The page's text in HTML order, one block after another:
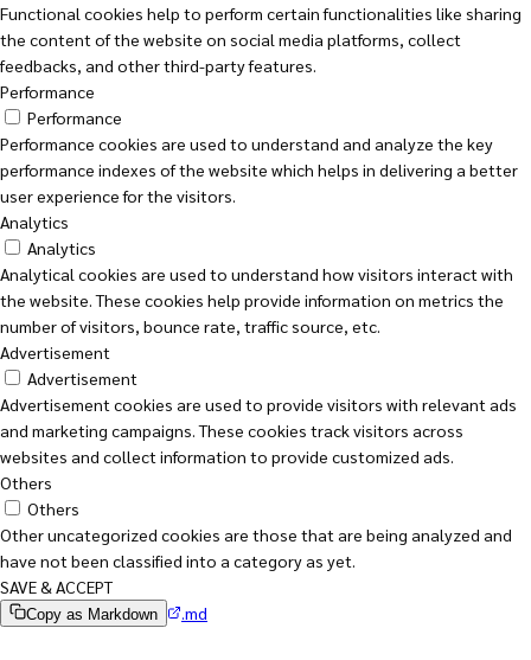
Functional cookies help to perform certain functionalities like sharing
the content of the website on social media platforms, collect
feedbacks, and other third-party features.
Performance
Performance
Performance cookies are used to understand and analyze the key
performance indexes of the website which helps in delivering a better
user experience for the visitors.
Analytics
Analytics
Analytical cookies are used to understand how visitors interact with
the website. These cookies help provide information on metrics the
number of visitors, bounce rate, traffic source, etc.
Advertisement
Advertisement
Advertisement cookies are used to provide visitors with relevant ads
and marketing campaigns. These cookies track visitors across
websites and collect information to provide customized ads.
Others
Others
Other uncategorized cookies are those that are being analyzed and
have not been classified into a category as yet.
SAVE & ACCEPT
Copy as Markdown .md